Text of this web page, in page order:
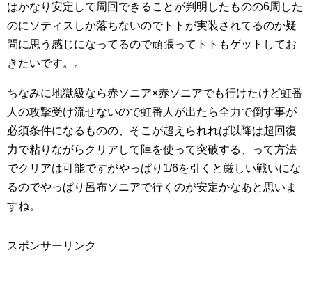
はかなり安定して周回できることが判明したものの6周した
のにソティスしか落ちないのでトトが実装されてるのか疑
問に思う感じになってるので頑張ってトトもゲットしてお
きたいです。。
ちなみに地獄級なら赤ソニア×赤ソニアでも行けたけど虹番
人の攻撃受け流せないので虹番人が出たら全力で倒す事が
必須条件になるものの、そこが超えられれば以降は超回復
力で粘りながらクリアして陣を使って突破する、って方法
でクリアは可能ですがやっぱり1/6を引くと厳しい戦いにな
るのでやっぱり呂布ソニアで行くのが安定かなあと思いま
すね。
スポンサーリンク